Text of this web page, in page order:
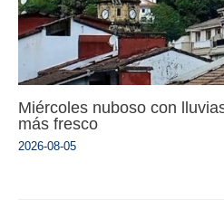
Miércoles nuboso con
más fresco
2026-08-05